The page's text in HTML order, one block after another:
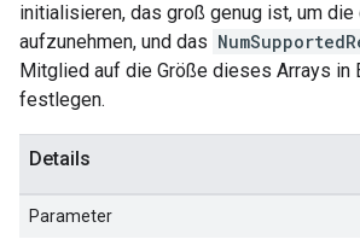
initialisieren, das groß genug ist, um
aufzunehmen, und das
Mitglied auf die Größe dieses Arrays in
festlegen.
Details
Parameter